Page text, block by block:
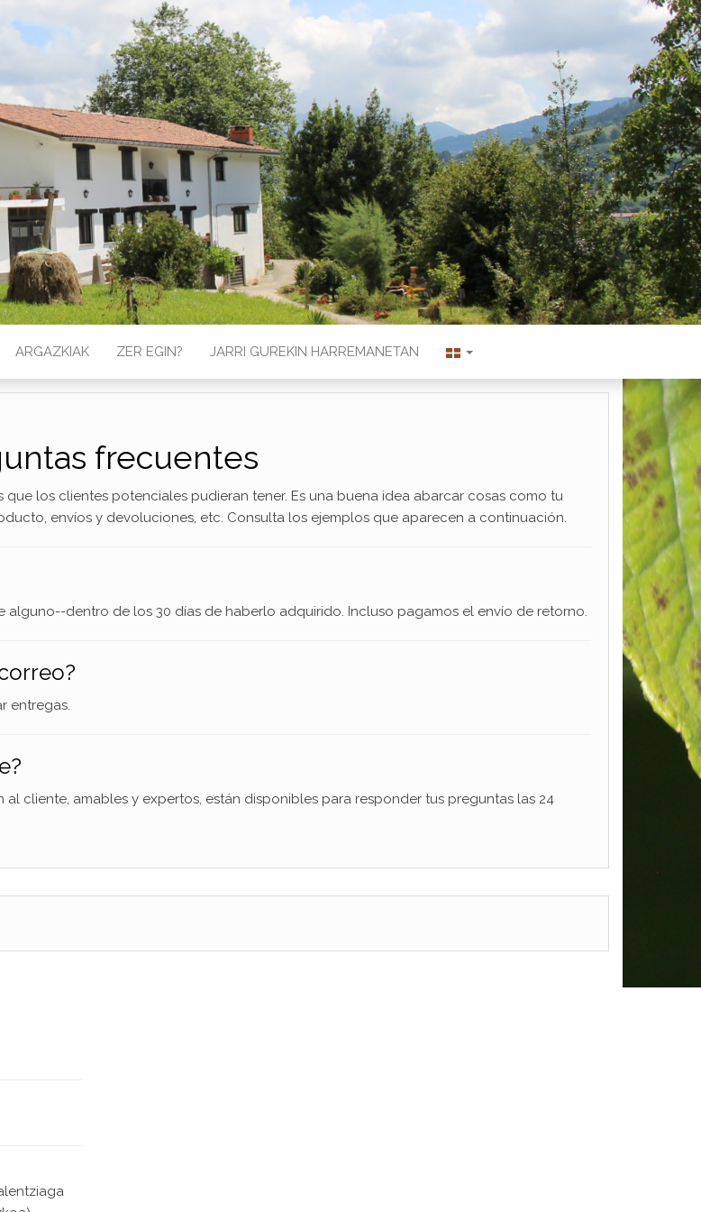
ARGAZKIAK ZER EGIN? JARRI GUREKIN HARREMANETAN
frecuentes
los clientes potenciales pudieran tener. Es una buena idea abarcar cosas como tu
envíos y devoluciones, etc. Consulta los ejemplos que aparecen a continuación.
dentro de los 30 días de haberlo adquirido. Incluso pagamos el envío de retorno.
entregas.
cliente, amables y expertos, están disponibles para responder tus preguntas las 24